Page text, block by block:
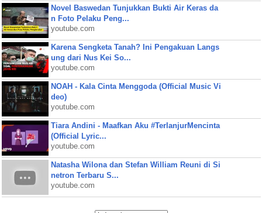
Novel Baswedan Tunjukkan Bukti Air Keras da
n Foto Pelaku Peng...
youtube.com
Karena Sengketa Tanah? Ini Pengakuan Langs
ung dari Nus Kei So...
youtube.com
NOAH - Kala Cinta Menggoda (Official Music Vi
deo)
youtube.com
Tiara Andini - Maafkan Aku #TerlanjurMencinta
(Official Lyric...
youtube.com
Natasha Wilona dan Stefan William Reuni di Si
netron Terbaru S...
youtube.com